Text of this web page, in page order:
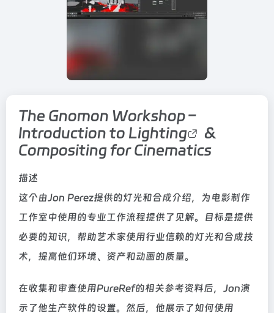
The Gnomon Workshop –
Introduction to Lighting
&
Compositing for Cinematics
描述
这个由Jon Perez提供的灯光和合成介绍，为电影制作
工作室中使用的专业工作流程提供了见解。目标是提供
必要的知识，帮助艺术家使用行业信赖的灯光和合成技
术，提高他们环境、资产和动画的质量。
在收集和审查使用PureRef的相关参考资料后，Jon演
示了他生产软件的设置。然后，他展示了如何使用